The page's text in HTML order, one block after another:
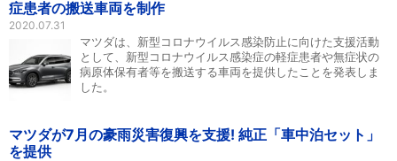
症患者の搬送車両を制作
2020.07.31
マツダは、新型コロナウイルス感染防止に向けた支援活動
として、新型コロナウイルス感染症の軽症患者や無症状の
病原体保有者等を搬送する車両を提供したことを発表しま
した。
マツダが7月の豪雨災害復興を支援! 純正「車中泊セット」
を提供